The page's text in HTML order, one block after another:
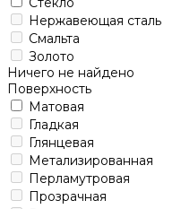
Нержавеющая сталь
Смальта
Золото
Ничего не найдено
Поверхность
Матовая
Гладкая
Глянцевая
Метализированная
Перламутровая
Прозрачная